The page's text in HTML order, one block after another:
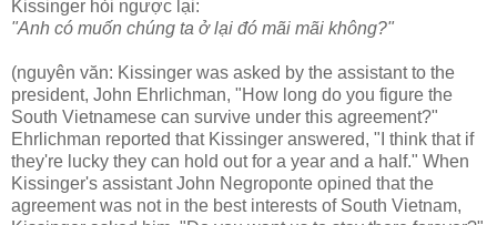
Kissinger hỏi ngược lại:
"Anh có muốn chúng ta ở lại đó mãi mãi không?"
(nguyên văn: Kissinger was asked by the assistant to the
president, John Ehrlichman, "How long do you figure the
South Vietnamese can survive under this agreement?"
Ehrlichman reported that Kissinger answered, "I think that if
they're lucky they can hold out for a year and a half." When
Kissinger's assistant John Negroponte opined that the
agreement was not in the best interests of South Vietnam,